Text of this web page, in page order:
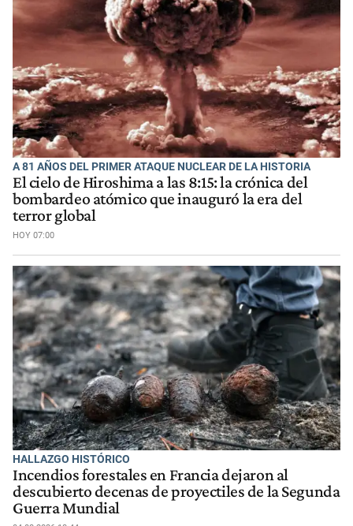
A 81 AÑOS DEL PRIMER ATAQUE NUCLEAR DE LA HISTORIA
El cielo de Hiroshima a las 8:15: la crónica del
bombardeo atómico que inauguró la era del
terror global
HOY 07:00
HALLAZGO HISTÓRICO
Incendios forestales en Francia dejaron al
descubierto decenas de proyectiles de la Segunda
Guerra Mundial